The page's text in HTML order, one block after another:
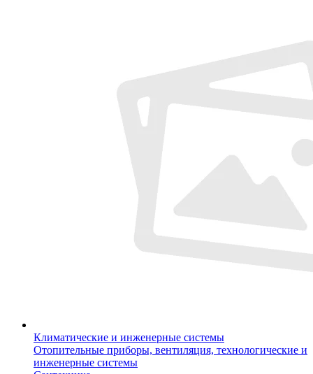
Климатические и инженерные системы
Отопительные приборы, вентиляция, технологические и
инженерные системы